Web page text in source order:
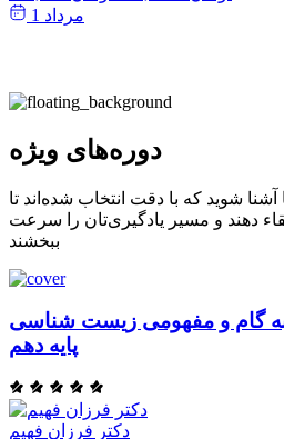
مرداد 1
دوره‌های ویژه
آشنا شوید که با دقت انتخاب شده‌اند تا
دهند و مسیر یادگیری‌تان را سرعت
ببخشند
گام و مفهومی زیست شناسی
پایه دهم
دکتر فرزان فهیم